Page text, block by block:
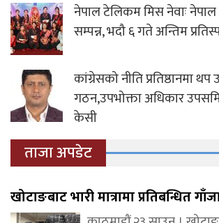
नेपाल टेलिकम मिस नेवाः
सम्पन्न, भदौ ६ गते अन्तिम
कांग्रेसको नीति प्रतिष्ठानमा
गठन,उपभोक्ता अधिकार
केसी
ताजा अपडेट
खोटाङबाट भारी मात्रामा प्रतिबन्धित